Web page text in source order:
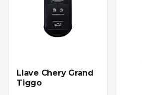
Llave Chery Grand
Tiggo